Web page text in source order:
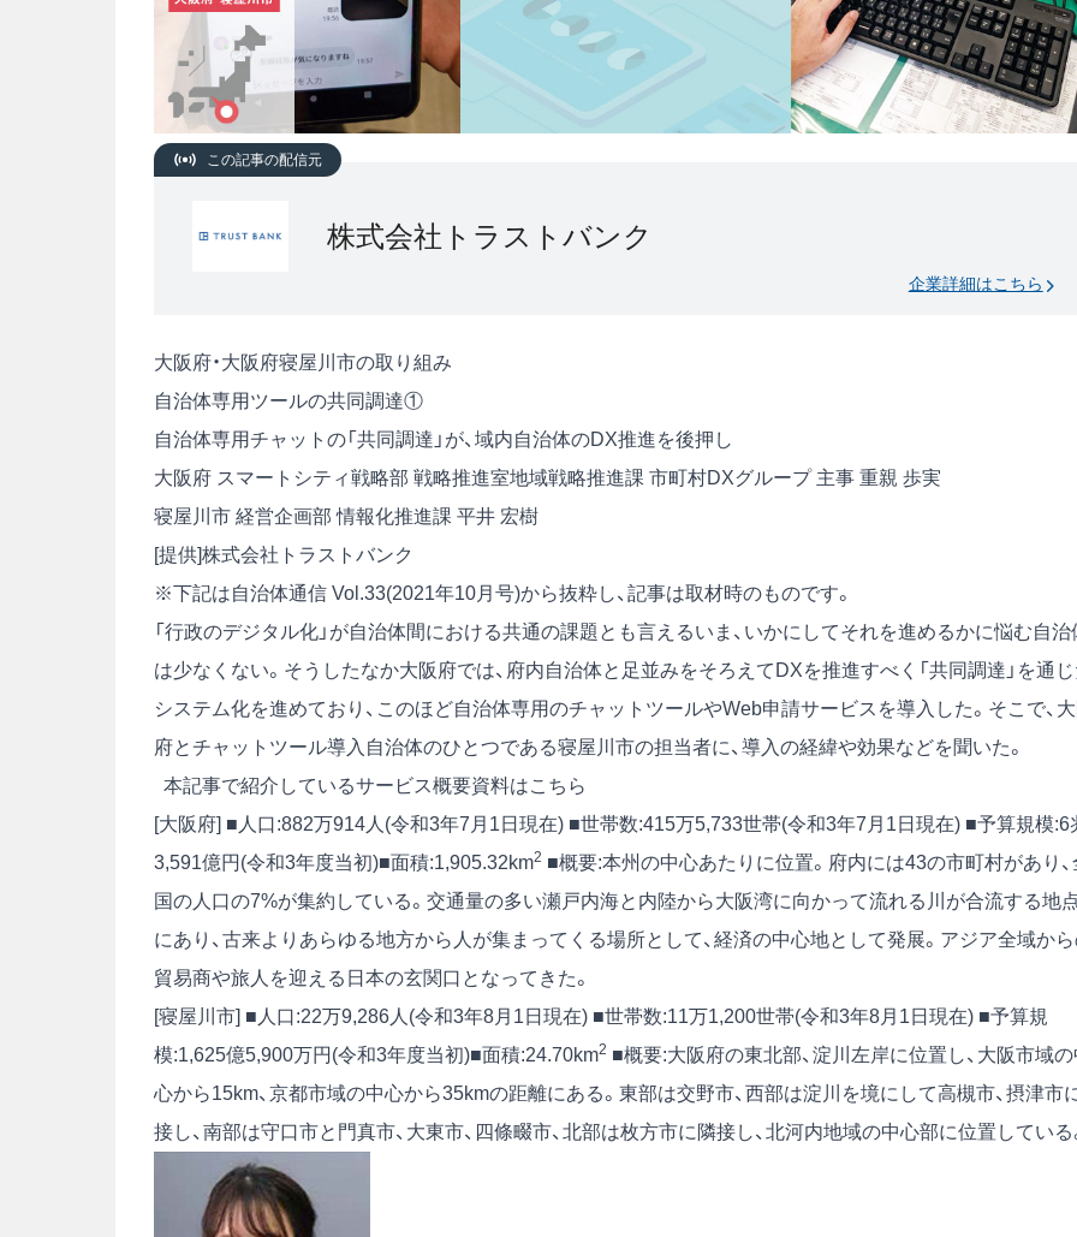
この記事の配信元
株式会社トラストバンク
企業詳細はこちら
大阪府・大阪府寝屋川市の取り組み
自治体専用ツールの共同調達①
自治体専用チャットの「共同調達」が、域内自治体のDX推進を後押し
大阪府 スマートシティ戦略部 戦略推進室地域戦略推進課 市町村DXグループ 主事 重親 歩実
寝屋川市 経営企画部 情報化推進課 平井 宏樹
[提供]株式会社トラストバンク
※下記は自治体通信 Vol.33(2021年10月号)から抜粋し、記事は取材時のものです。
「行政のデジタル化」が自治体間における共通の課題とも言えるいま、いかにしてそれを進めるかに悩む自治
は少なくない。そうしたなか大阪府では、府内自治体と足並みをそろえてDXを推進すべく「共同調達」を通
システム化を進めており、このほど自治体専用のチャットツールやWeb申請サービスを導入した。そこで、
府とチャットツール導入自治体のひとつである寝屋川市の担当者に、導入の経緯や効果などを聞いた。
本記事で紹介しているサービス概要資料はこちら
[大阪府] ■人口:882万914人(令和3年7月1日現在) ■世帯数:415万5,733世帯(令和3年7月1日現在) ■予算規模:6
3,591億円(令和3年度当初)■面積:1,905.32km2 ■概要:本州の中心あたりに位置。府内には43の市町村があり、
国の人口の7%が集約している。交通量の多い瀬戸内海と内陸から大阪湾に向かって流れる川が合流する地
にあり、古来よりあらゆる地方から人が集まってくる場所として、経済の中心地として発展。アジア全域か
貿易商や旅人を迎える日本の玄関口となってきた。
[寝屋川市] ■人口:22万9,286人(令和3年8月1日現在) ■世帯数:11万1,200世帯(令和3年8月1日現在) ■予算規
模:1,625億5,900万円(令和3年度当初)■面積:24.70km2 ■概要:大阪府の東北部、淀川左岸に位置し、大阪市域
心から15km、京都市域の中心から35kmの距離にある。東部は交野市、西部は淀川を境にして高槻市、摂津市
接し、南部は守口市と門真市、大東市、四條畷市、北部は枚方市に隣接し、北河内地域の中心部に位置している